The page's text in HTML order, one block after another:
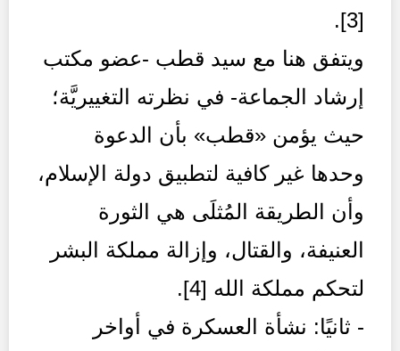
[3].
ويتفق هنا مع سيد قطب -عضو مكتب
إرشاد الجماعة- في نظرته التغييريَّة؛
حيث يؤمن «قطب» بأن الدعوة
وحدها غير كافية لتطبيق دولة الإسلام،
وأن الطريقة المُثلَى هي الثورة
العنيفة، والقتال، وإزالة مملكة البشر
لتحكم مملكة الله [4].
- ثانيًا: نشأة العسكرة في أواخر